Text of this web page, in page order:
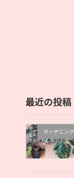
最近の投稿
ガーデニング